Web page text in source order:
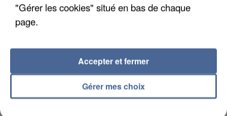
"Gérer les cookies" situé en bas de chaque
page.
Gérer mes choix
Accepter et fermer